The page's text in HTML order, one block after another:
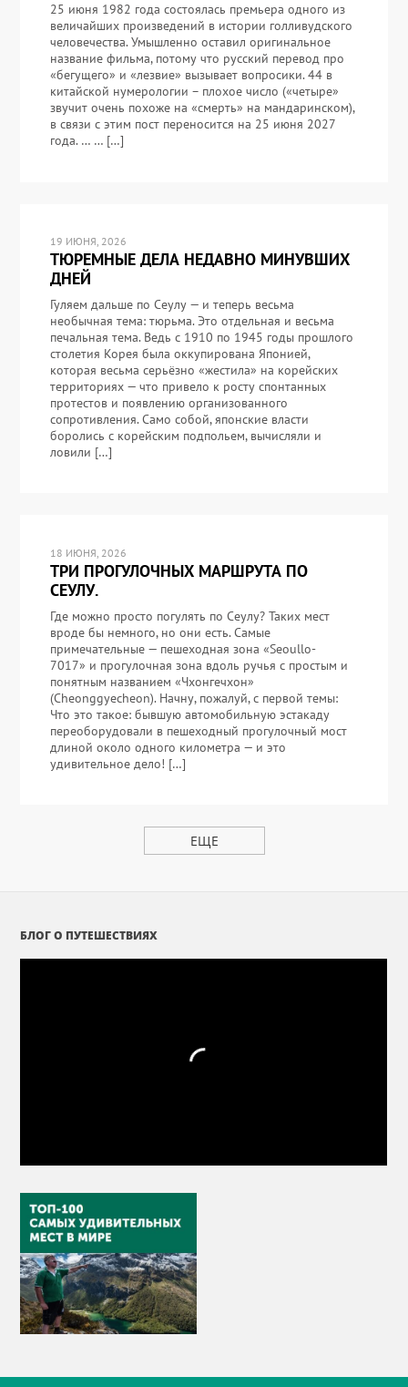
25 июня 1982 года состоялась премьера одного из
величайших произведений в истории голливудского
человечества. Умышленно оставил оригинальное
название фильма, потому что русский перевод про
«бегущего» и «лезвие» вызывает вопросики. 44 в
китайской нумерологии – плохое число («четыре»
звучит очень похоже на «смерть» на мандаринском),
в связи с этим пост переносится на 25 июня 2027
года. … … […]
19 ИЮНЯ, 2026
ТЮРЕМНЫЕ ДЕЛА НЕДАВНО МИНУВШИХ
ДНЕЙ
Гуляем дальше по Сеулу — и теперь весьма
необычная тема: тюрьма. Это отдельная и весьма
печальная тема. Ведь с 1910 по 1945 годы прошлого
столетия Корея была оккупирована Японией,
которая весьма серьёзно «жестила» на корейских
территориях — что привело к росту спонтанных
протестов и появлению организованного
сопротивления. Само собой, японские власти
боролись с корейским подпольем, вычисляли и
ловили […]
18 ИЮНЯ, 2026
ТРИ ПРОГУЛОЧНЫХ МАРШРУТА ПО
СЕУЛУ.
Где можно просто погулять по Сеулу? Таких мест
вроде бы немного, но они есть. Самые
примечательные — пешеходная зона «Seoullo-
7017» и прогулочная зона вдоль ручья с простым и
понятным названием «Чхонгечхон»
(Cheonggyecheon). Начну, пожалуй, с первой темы:
Что это такое: бывшую автомобильную эстакаду
переоборудовали в пешеходный прогулочный мост
длиной около одного километра — и это
удивительное дело! […]
ЕЩЕ
БЛОГ О ПУТЕШЕСТВИЯХ